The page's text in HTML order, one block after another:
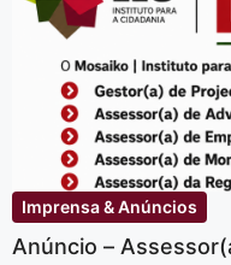
Imprensa & Anúncios
Anúncio –